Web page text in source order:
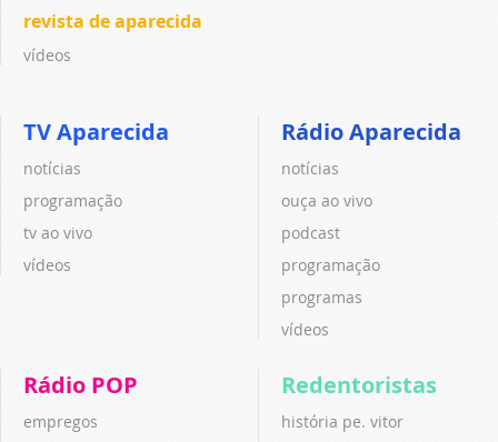
revista de aparecida
vídeos
TV Aparecida
notícias
programação
tv ao vivo
vídeos
Rádio Aparecida
notícias
ouça ao vivo
podcast
programação
programas
vídeos
Rádio POP
empregos
Redentoristas
história pe. vitor